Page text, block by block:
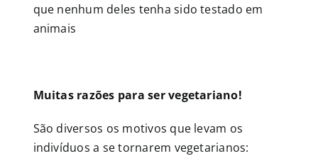
que nenhum deles tenha sido testado em
animais
Muitas razões para ser vegetariano!
São diversos os motivos que levam os
indivíduos a se tornarem vegetarianos: